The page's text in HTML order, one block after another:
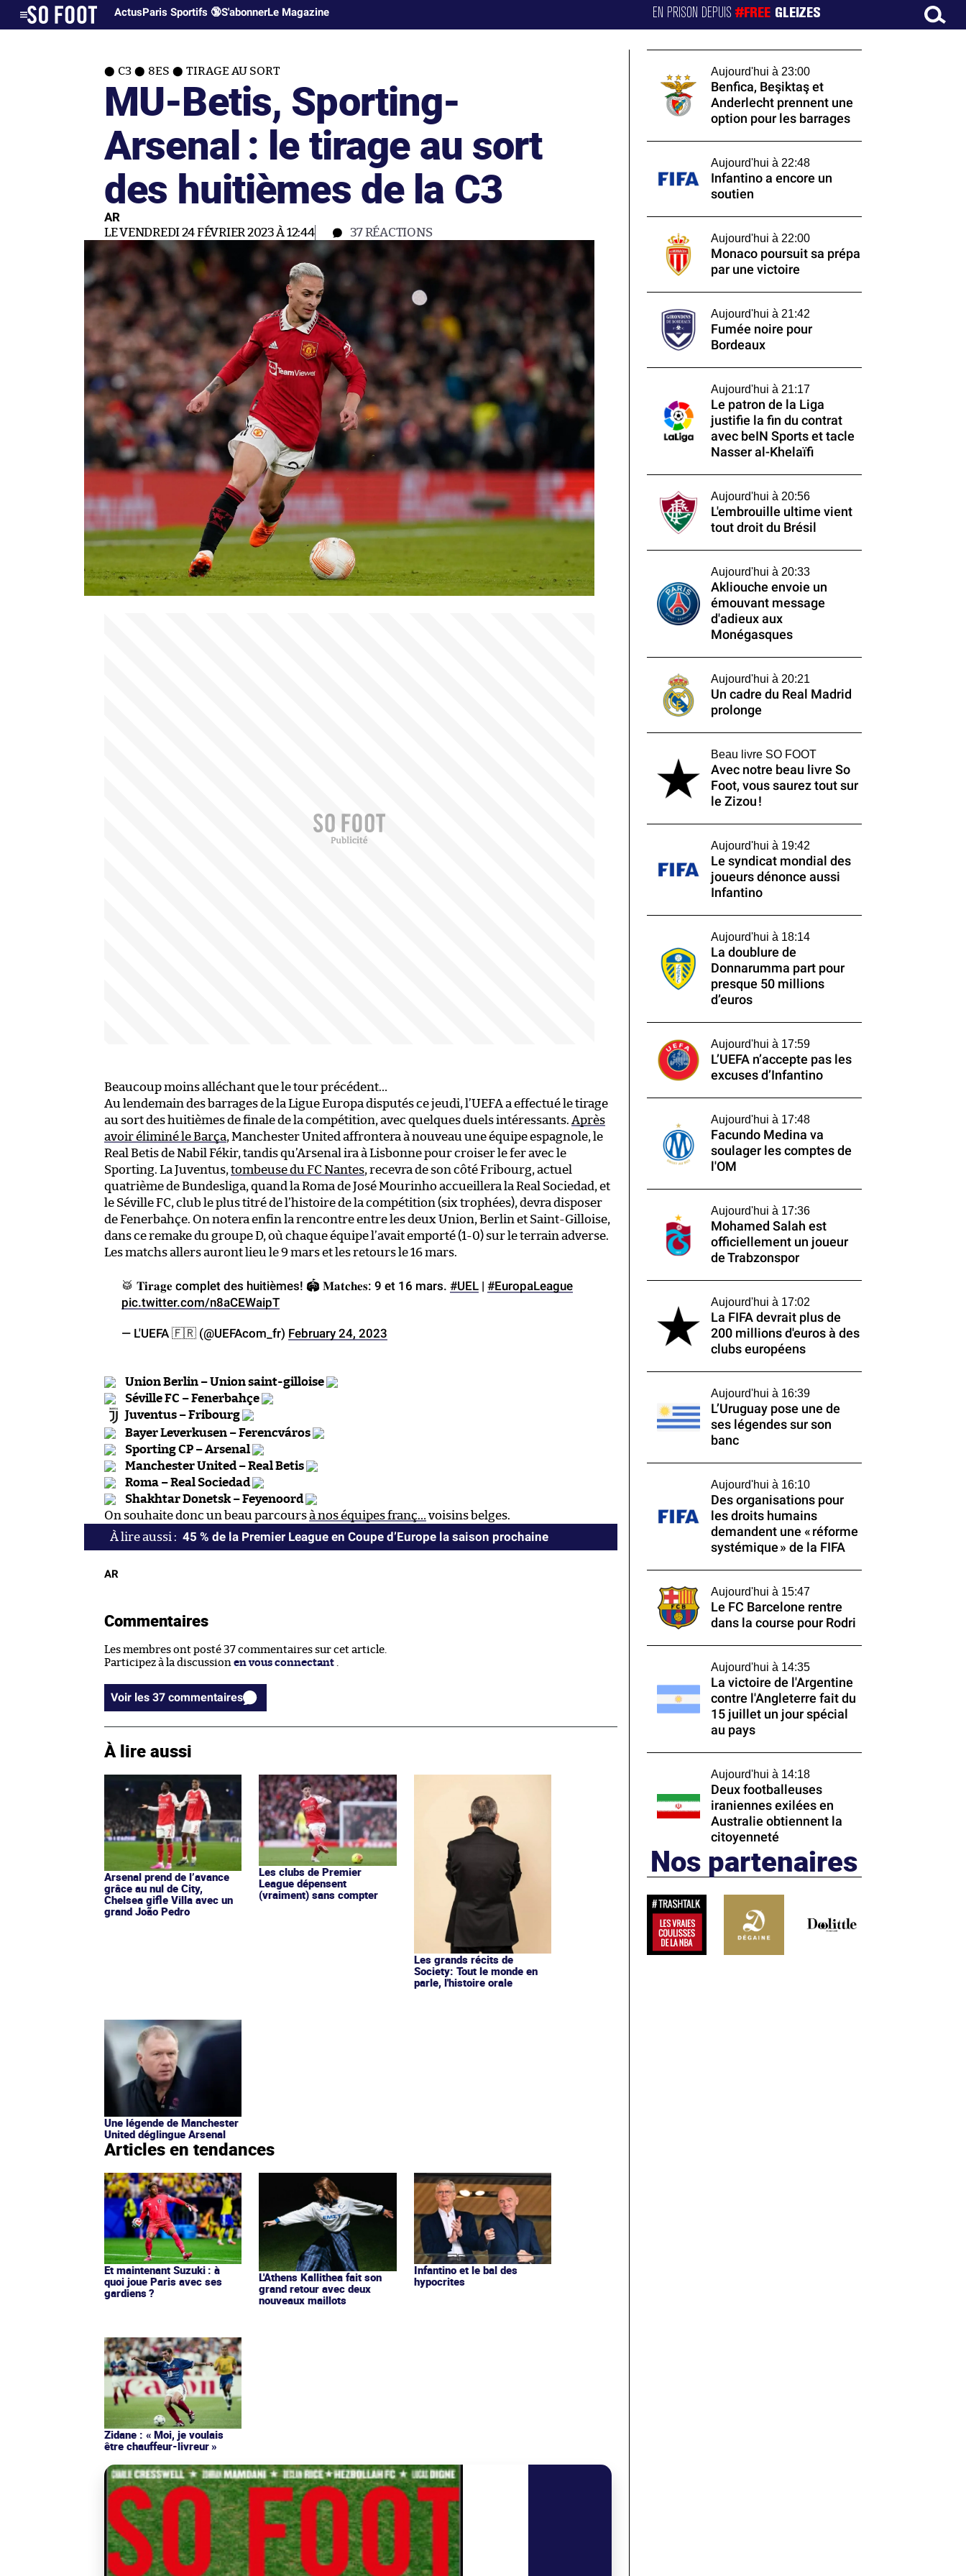
ActusParis Sportifs 🔞S'abonnerLe Magazine EN PRISON DEPUIS#FREE GLEIZES
C3 8ES TIRAGE AU SORT
MU-Betis, Sporting-
Arsenal : le tirage au sort
des huitièmes de la C3
AR
LE VENDREDI 24 FÉVRIER 2023 À 12:44 37RÉACTIONS
Beaucoup moins alléchant que le tour précédent…
Au lendemain des barrages de la Ligue Europa disputés ce jeudi, l’UEFA a effectué le tirage
au sort des huitièmes de finale de la compétition, avec quelques duels intéressants. Après
avoir éliminé le Barça, Manchester United affrontera à nouveau une équipe espagnole, le
Real Betis de Nabil Fékir, tandis qu’Arsenal ira à Lisbonne pour croiser le fer avec le
Sporting. La Juventus, tombeuse du FC Nantes, recevra de son côté Fribourg, actuel
quatrième de Bundesliga, quand la Roma de José Mourinho accueillera la Real Sociedad, et
le Séville FC, club le plus titré de l’histoire de la compétition (six trophées), devra disposer
de Fenerbahçe. On notera enfin la rencontre entre les deux Union, Berlin et Saint-Gilloise,
dans ce remake du groupe D, où chaque équipe l’avait emporté (1-0) sur le terrain adverse.
Les matchs allers auront lieu le 9 mars et les retours le 16 mars.
🥁 𝐓𝐢𝐫𝐚𝐠𝐞 complet des huitièmes! 🏟️ 𝐌𝐚𝐭𝐜𝐡𝐞𝐬: 9 et 16 mars. #UEL | #EuropaLeague
pic.twitter.com/n8aCEWaipT
— L'UEFA 🇫🇷 (@UEFAcom_fr) February 24, 2023
Union Berlin – Union saint-gilloise
Séville FC – Fenerbahçe
Juventus – Fribourg
Bayer Leverkusen – Ferencváros
Sporting CP – Arsenal
Manchester United – Real Betis
Roma – Real Sociedad
Shakhtar Donetsk – Feyenoord
On souhaite donc un beau parcoursà nos équipes franç… voisins belges.
45 % de la Premier League en Coupe d’Europe la saison prochaine
AR
Commentaires
Les membres ont posté 37 commentaires sur cet article.
Participez à la discussion en vous connectant .
Voir les 37 commentaires
À lire aussi
Arsenal prend de l’avance
grâce au nul de City,
Chelsea gifle Villa avec un
grand João Pedro
Les clubs de Premier
League dépensent
(vraiment) sans compter
Les grands récits de
Society: Tout le monde en
parle, l'histoire orale
Une légende de Manchester
United déglingue Arsenal
Articles en tendances
Et maintenant Suzuki : à
quoi joue Paris avec ses
gardiens ?
L'Athens Kallithea fait son
grand retour avec deux
nouveaux maillots
Infantino et le bal des
hypocrites
Zidane : « Moi, je voulais
être chauffeur-livreur »
Aujourd'hui à 23:00
Benfica, Beşiktaş et
Anderlecht prennent une
option pour les barrages
Aujourd'hui à 22:48
Infantino a encore un
soutien
Aujourd'hui à 22:00
Monaco poursuit sa prépa
par une victoire
Aujourd'hui à 21:42
Fumée noire pour
Bordeaux
Aujourd'hui à 21:17
Le patron de la Liga
justifie la fin du contrat
avec beIN Sports et tacle
Nasser al-Khelaïfi
Aujourd'hui à 20:56
L'embrouille ultime vient
tout droit du Brésil
Aujourd'hui à 20:33
Akliouche envoie un
émouvant message
d'adieux aux
Monégasques
Aujourd'hui à 20:21
Un cadre du Real Madrid
prolonge
Beau livre SO FOOT
Avec notre beau livre So
Foot, vous saurez tout sur
le Zizou !
Aujourd'hui à 19:42
Le syndicat mondial des
joueurs dénonce aussi
Infantino
Aujourd'hui à 18:14
La doublure de
Donnarumma part pour
presque 50 millions
d’euros
Aujourd'hui à 17:59
L’UEFA n’accepte pas les
excuses d’Infantino
Aujourd'hui à 17:48
Facundo Medina va
soulager les comptes de
l'OM
Aujourd'hui à 17:36
Mohamed Salah est
officiellement un joueur
de Trabzonspor
Aujourd'hui à 17:02
La FIFA devrait plus de
200 millions d'euros à des
clubs européens
Aujourd'hui à 16:39
L’Uruguay pose une de
ses légendes sur son
banc
Aujourd'hui à 16:10
Des organisations pour
les droits humains
demandent une « réforme
systémique » de la FIFA
Aujourd'hui à 15:47
Le FC Barcelone rentre
dans la course pour Rodri
Aujourd'hui à 14:35
La victoire de l'Argentine
contre l'Angleterre fait du
15 juillet un jour spécial
au pays
Aujourd'hui à 14:18
Deux footballeuses
iraniennes exilées en
Australie obtiennent la
citoyenneté
Nos partenaires